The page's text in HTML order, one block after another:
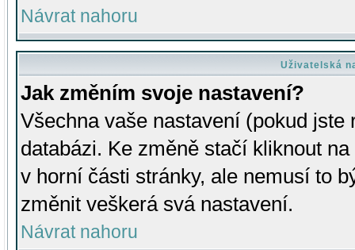
Návrat nahoru
Uživatelská
Jak změním svoje nastavení?
Všechna vaše nastavení (pokud
databázi. Ke změně stačí kliknout
v horní části stránky, ale nemusí to
změnit veškerá svá nastavení.
Návrat nahoru